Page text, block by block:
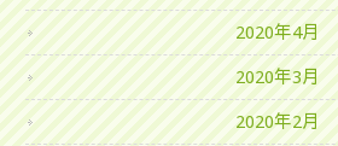
2020年4月
2020年3月
2020年2月